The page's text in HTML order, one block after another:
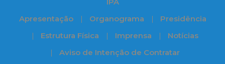
Apresentação
Organograma
Presidência
Estrutura Física
Imprensa
Notícias
Aviso de Intenção de Contratar